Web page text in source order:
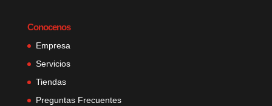
Conocenos
Empresa
Servicios
Tiendas
Preguntas Frecuentes